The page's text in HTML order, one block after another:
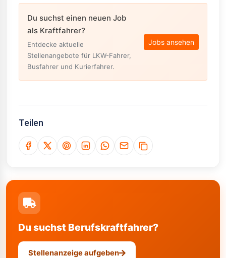
Du suchst einen neuen Job
als Kraftfahrer?
Entdecke aktuelle
Stellenangebote für LKW-Fahrer,
Busfahrer und Kurierfahrer.
Jobs ansehen
Teilen
Du suchst Berufskraftfahrer?
Stellenanzeige aufgeben